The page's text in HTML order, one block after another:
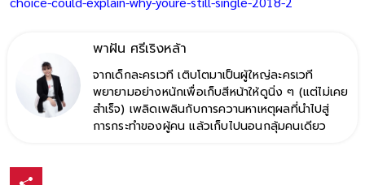
พาฝัน ศรีเริงหล้า
จากเด็กละครเวที เติบโตมาเป็นผู้ใหญ่ละครเวที
พยายามอย่างหนักเพื่อเก็บสีหน้าให้ดูนิ่ง ๆ (แต่ไม่เคย
สำเร็จ) เพลิดเพลินกับการควานหาเหตุผลที่นำไปสู่